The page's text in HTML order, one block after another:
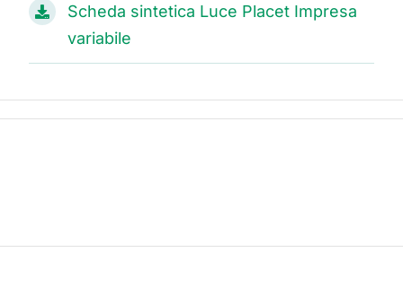
Scheda sintetica Luce Placet Impresa
variabile